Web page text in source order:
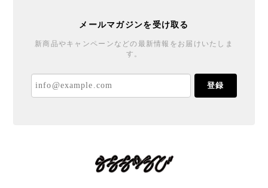
メールマガジンを受け取る
新商品やキャンペーンなどの最新情報をお届けいたしま
す。
登録